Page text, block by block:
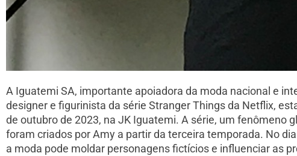
A Iguatemi SA, importante apoiadora da moda nacional e
designer e figurinista da série Stranger Things da Netflix,
de outubro de 2023, na JK Iguatemi. A série, um fenômeno
foram criados por Amy a partir da terceira temporada. No
a moda pode moldar personagens fictícios e influenciar as